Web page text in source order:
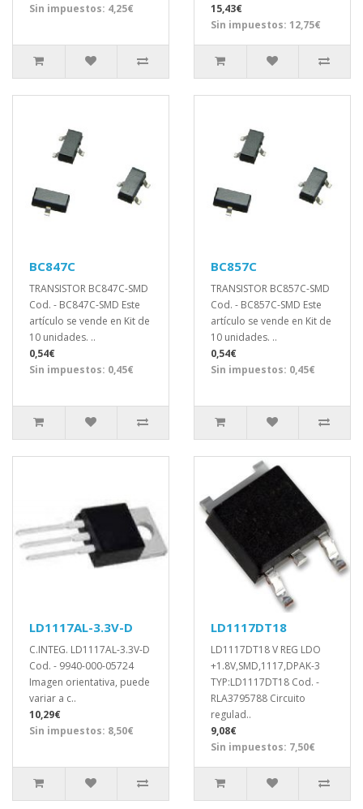
Sin impuestos: 4,25€
15,43€
Sin impuestos: 12,75€
BC847C
TRANSISTOR BC847C-SMD
Cod. - BC847C-SMD Este
artículo se vende en Kit de
10 unidades. ..
0,54€
Sin impuestos: 0,45€
BC857C
TRANSISTOR BC857C-SMD
Cod. - BC857C-SMD Este
artículo se vende en Kit de
10 unidades. ..
0,54€
Sin impuestos: 0,45€
LD1117AL-3.3V-D
C.INTEG. LD1117AL-3.3V-D
Cod. - 9940-000-05724
Imagen orientativa, puede
variar a c..
10,29€
Sin impuestos: 8,50€
LD1117DT18
LD1117DT18 V REG LDO
+1.8V,SMD,1117,DPAK-3
TYP:LD1117DT18 Cod. -
RLA3795788 Circuito
regulad..
9,08€
Sin impuestos: 7,50€